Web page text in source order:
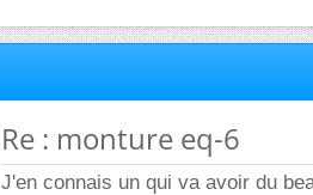
Re : monture eq-6
J'en connais un qui va avoir du